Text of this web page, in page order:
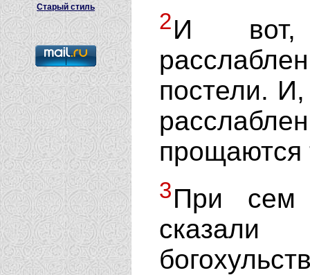
Старый стиль
2И вот,
постели.
прощаются
3При сем